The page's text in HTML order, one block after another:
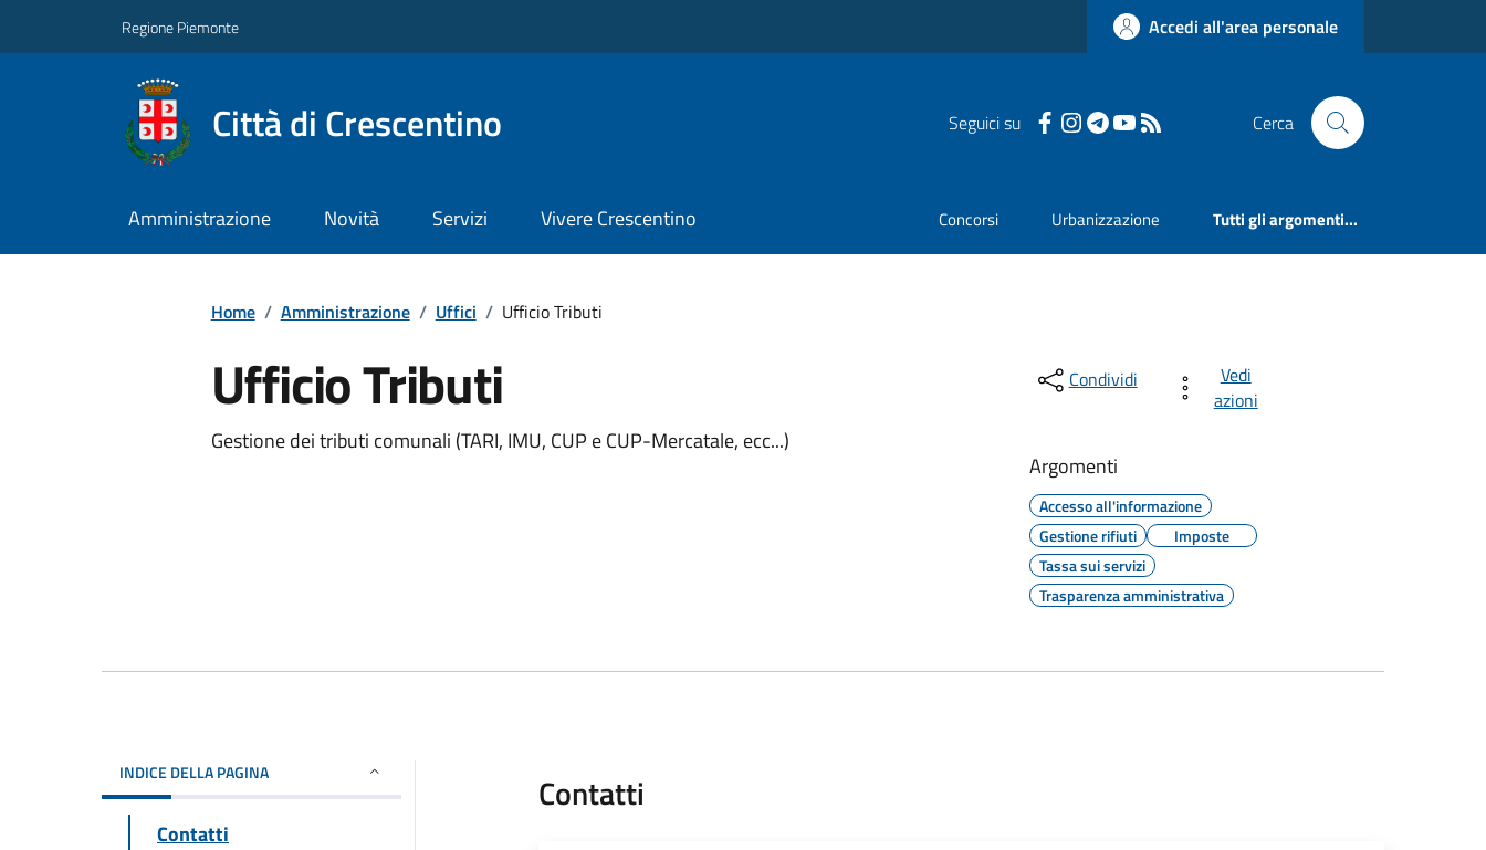
Regione Piemonte Accedi all'area personale
Città di Crescentino Seguici su Cerca
Amministrazione Novità Servizi Vivere Crescentino Concorsi Urbanizzazione Tutti gli argomenti...
Home / Amministrazione / Uffici / Ufficio Tributi
Ufficio Tributi
Gestione dei tributi comunali (TARI, IMU, CUP e CUP-Mercatale, ecc...)
Condividi
Vedi
azioni
Argomenti
Accesso all'informazione
Gestione rifiuti
Imposte
Tassa sui servizi
Trasparenza amministrativa
INDICE DELLA PAGINA
Contatti
Contatti